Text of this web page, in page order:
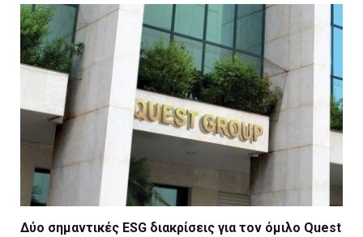
Δύο σημαντικές ESG διακρίσεις για τον όμιλο Quest